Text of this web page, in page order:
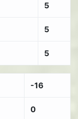
5
5
5
-16
0